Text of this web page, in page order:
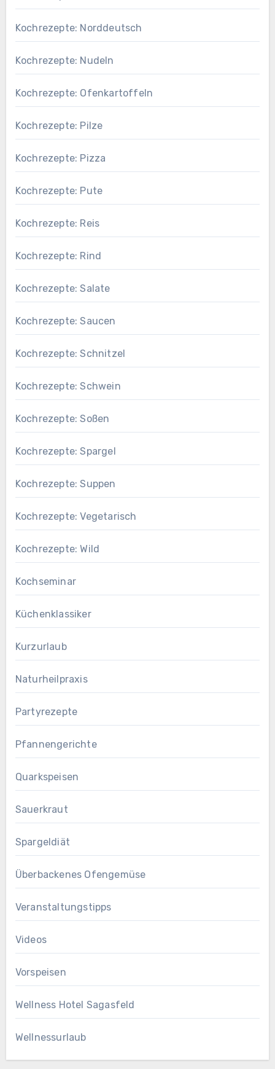
Kochrezepte: Norddeutsch
Kochrezepte: Nudeln
Kochrezepte: Ofenkartoffeln
Kochrezepte: Pilze
Kochrezepte: Pizza
Kochrezepte: Pute
Kochrezepte: Reis
Kochrezepte: Rind
Kochrezepte: Salate
Kochrezepte: Saucen
Kochrezepte: Schnitzel
Kochrezepte: Schwein
Kochrezepte: Soßen
Kochrezepte: Spargel
Kochrezepte: Suppen
Kochrezepte: Vegetarisch
Kochrezepte: Wild
Kochseminar
Küchenklassiker
Kurzurlaub
Naturheilpraxis
Partyrezepte
Pfannengerichte
Quarkspeisen
Sauerkraut
Spargeldiät
Überbackenes Ofengemüse
Veranstaltungstipps
Videos
Vorspeisen
Wellness Hotel Sagasfeld
Wellnessurlaub